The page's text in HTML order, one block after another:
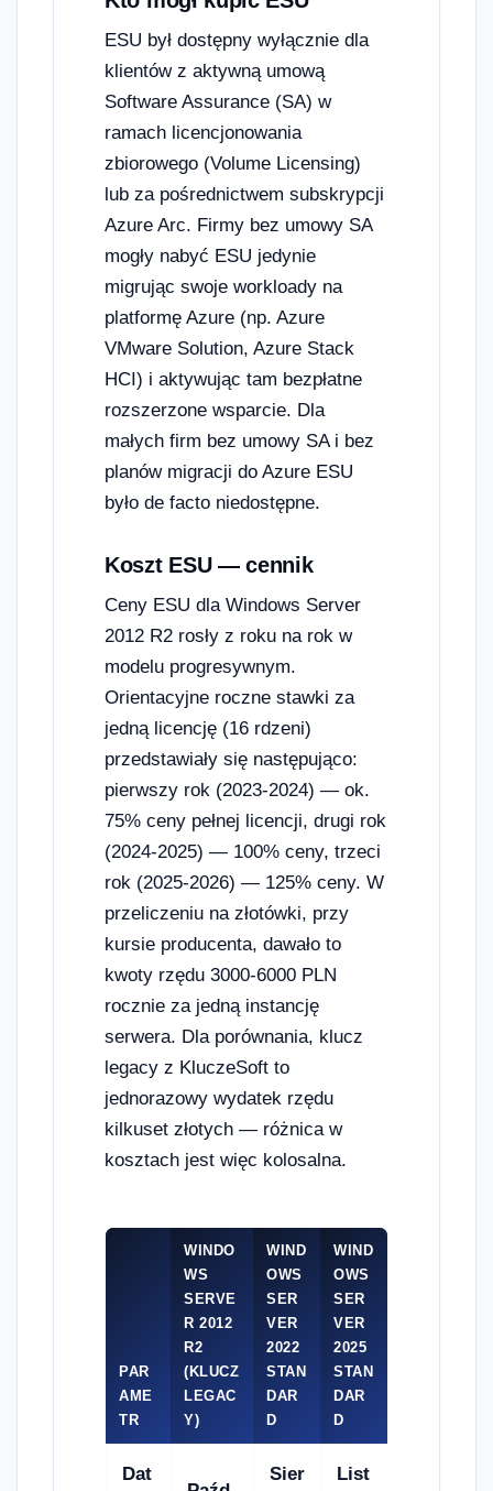
ESU był dostępny wyłącznie dla
klientów z aktywną umową
Software Assurance (SA) w
ramach licencjonowania
zbiorowego (Volume Licensing)
lub za pośrednictwem subskrypcji
Azure Arc. Firmy bez umowy SA
mogły nabyć ESU jedynie
migrując swoje workloady na
platformę Azure (np. Azure
VMware Solution, Azure Stack
HCI) i aktywując tam bezpłatne
rozszerzone wsparcie. Dla
małych firm bez umowy SA i bez
planów migracji do Azure ESU
było de facto niedostępne.
Koszt ESU — cennik
Ceny ESU dla Windows Server
2012 R2 rosły z roku na rok w
modelu progresywnym.
Orientacyjne roczne stawki za
jedną licencję (16 rdzeni)
przedstawiały się następująco:
pierwszy rok (2023-2024) — ok.
75% ceny pełnej licencji, drugi rok
(2024-2025) — 100% ceny, trzeci
rok (2025-2026) — 125% ceny. W
przeliczeniu na złotówki, przy
kursie producenta, dawało to
kwoty rzędu 3000-6000 PLN
rocznie za jedną instancję
serwera. Dla porównania, klucz
legacy z KluczeSoft to
jednorazowy wydatek rzędu
kilkuset złotych — różnica w
kosztach jest więc kolosalna.
PAR
AME
TR
WINDO
WS
SERVE
R 2012
R2
(KLUCZ
LEGAC
Y)
WIND
OWS
SER
VER
2022
STAN
DAR
D
WIND
OWS
SER
VER
2025
STAN
DAR
D
Dat
Sier
List